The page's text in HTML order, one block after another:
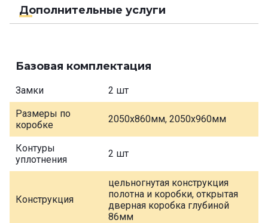
Дополнительные услуги
Базовая комплектация
Замки 2 шт
Размеры по
коробке
2050х860мм, 2050х960мм
Контуры
уплотнения
2 шт
Конструкция
цельногнутая конструкция
полотна и коробки, открытая
дверная коробка глубиной
86мм